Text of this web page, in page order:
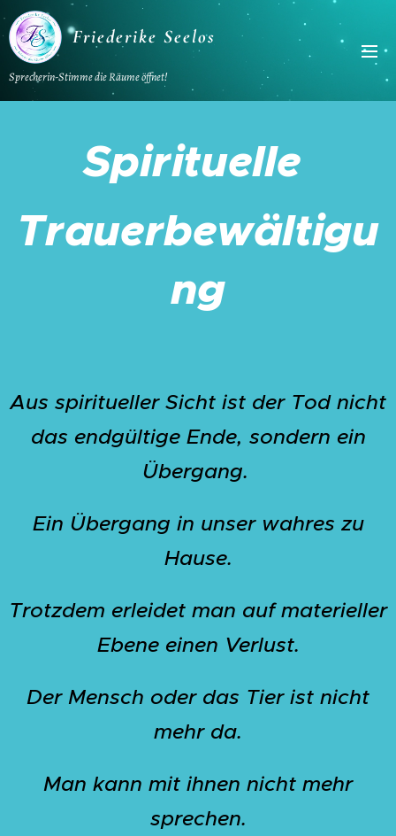
Friederike Seelos
Sprecherin-Stimme die Räume öffnet!
Spirituelle
Trauerbewältigu
ng
Aus spiritueller Sicht ist der Tod nicht
das endgültige Ende, sondern ein
Übergang.
Ein Übergang in unser wahres zu
Hause.
Trotzdem erleidet man auf materieller
Ebene einen Verlust.
Der Mensch oder das Tier ist nicht
mehr da.
Man kann mit ihnen nicht mehr
sprechen.